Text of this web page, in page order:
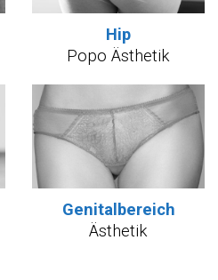
Hip
Popo Ästhetik
Genitalbereich
Ästhetik